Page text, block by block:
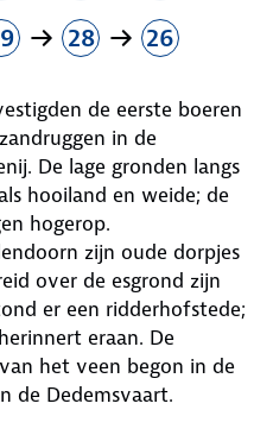
28 26
de eerste boeren
in de
De lage gronden langs
hooiland en weide; de
hogerop.
zijn oude dorpjes
over de esgrond zijn
er een ridderhofstede;
eraan. De
het veen begon in de
de Dedemsvaart.